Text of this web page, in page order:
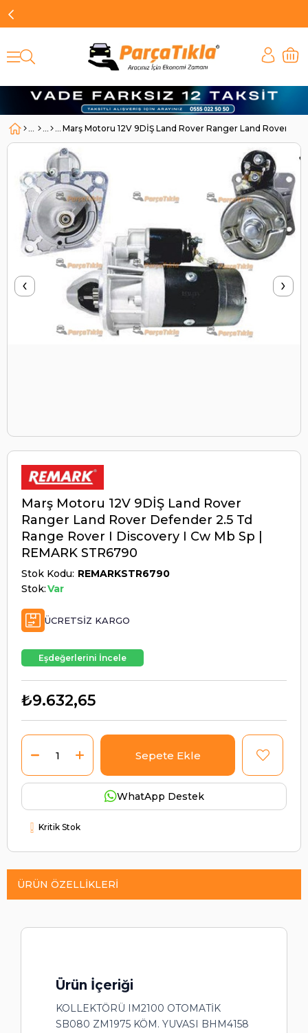
Marş Motoru 12V 9DİŞ Land Rover Ranger Land Rover
‹ ›
Marş Motoru 12V 9DİŞ Land Rover
Ranger Land Rover Defender 2.5 Td
Range Rover I Discovery I Cw Mb Sp |
REMARK STR6790
Stok Kodu REMARKSTR6790
Stok:Var
ÜCRETSIZ KARGO
Eşdeğerlerini İncele
₺9.632,65
WhatApp Destek
Kritik Stok
ÜRÜN ÖZELLIKLERI
Ürün İçeriği
KOLLEKTÖRÜ IM2100 OTOMATİK
SB080 ZM1975 KÖM. YUVASI BHM4158